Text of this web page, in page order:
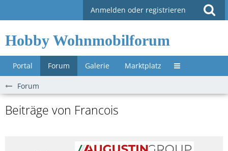
Anmelden oder registrieren
Hobby Wohnmobilforum
Portal Forum Galerie Marktplatz Untermenü »
Forum
Beiträge von Francois